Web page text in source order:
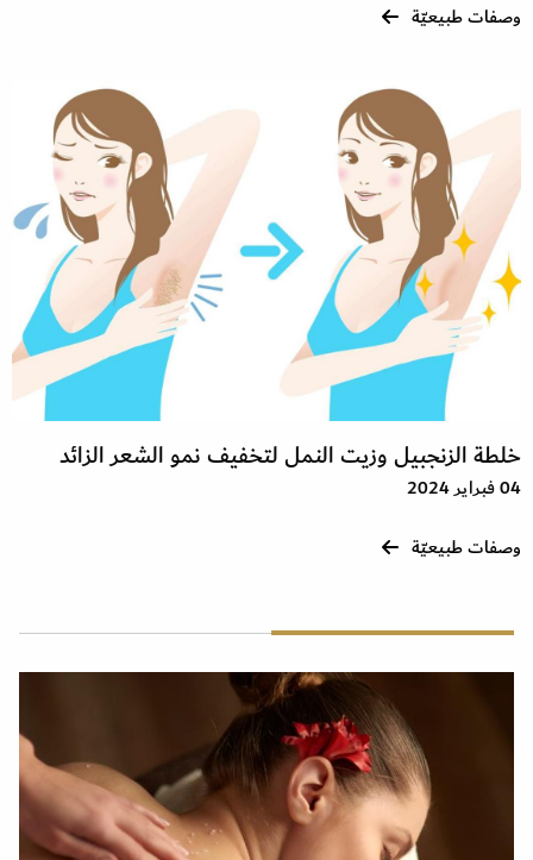
وصفات طبيعيّة
خلطة الزنجبيل وزيت النمل لتخفيف نمو الشعر الزائد
04 فبراير 2024
وصفات طبيعيّة